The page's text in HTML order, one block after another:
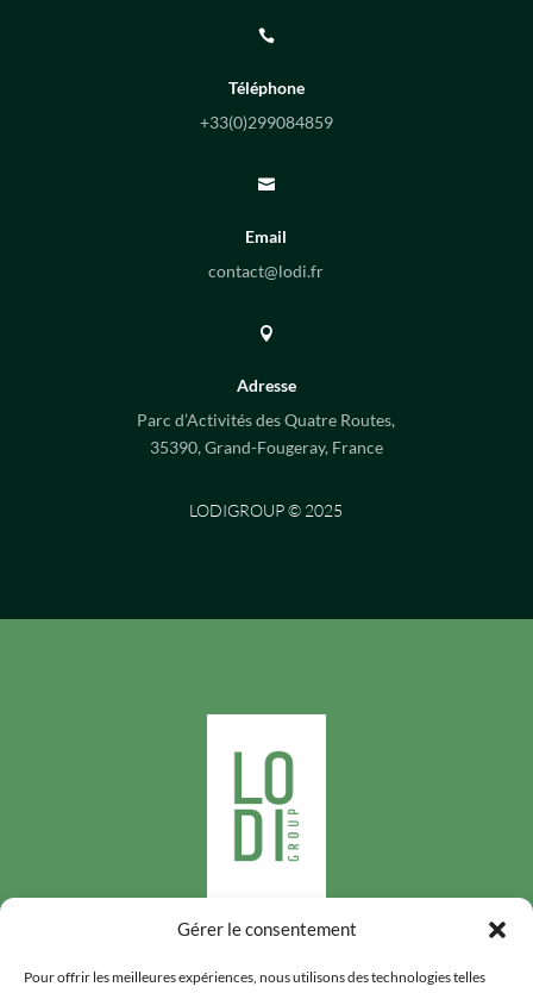
Gérer le consentement
Pour offrir les meilleures expériences, nous utilisons des technologies telles

Téléphone
+33(0)299084859

Email
contact@lodi.fr

Adresse
Parc d’Activités des Quatre Routes,
35390, Grand-Fougeray, France
LODIGROUP © 2025
Suivez-nous